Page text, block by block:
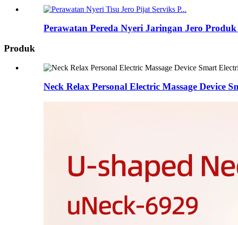
Perawatan Pereda Nyeri Jaringan Jero
Produk
Neck Relax Personal Electric Massage Device